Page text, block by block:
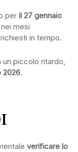
per il 27 gennaio
mesi
in tempo.
un piccolo ritardo,
2026.
verificare lo